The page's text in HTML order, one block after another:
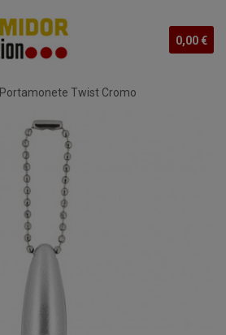
0,00 €
Portamonete Twist Cromo